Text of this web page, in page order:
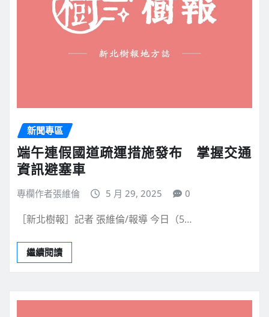
新聞專區
端午連假國道疏運措施發布 掌握交通
資訊避塞車
專欄作者張維倫 5 月 29, 2025 0
［新北樹報］記者 張維倫/報導 今日（5…
繼續閱讀